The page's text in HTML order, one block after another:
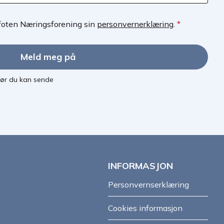
Næringsforening sin personvernerklæring. *
Meld meg på
du kan sende
INFORMASJON
Personvernserklæring
Cookies informasjon